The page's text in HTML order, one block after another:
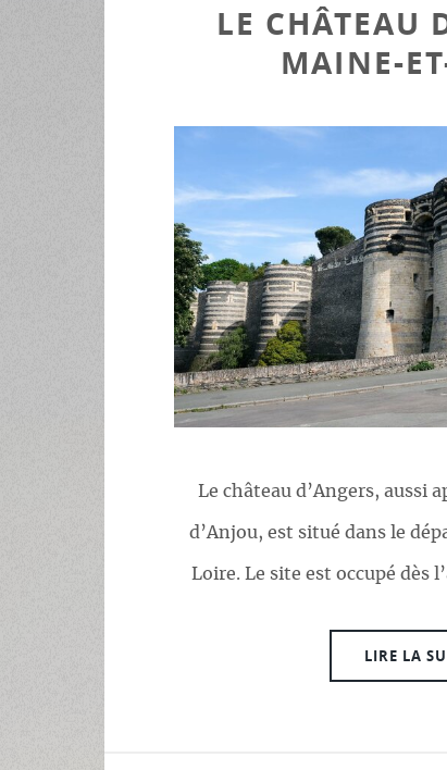
LE CHÂTEAU
MAINE-
Le château d’Angers, aussi
d’Anjou, est situé dans le
Loire. Le site est occupé dès
LIRE LA